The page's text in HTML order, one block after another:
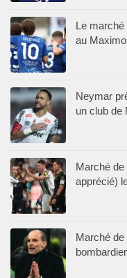
Le marché
au
Neymar
un club de
Marché de
apprécié)
Marché
bombardier